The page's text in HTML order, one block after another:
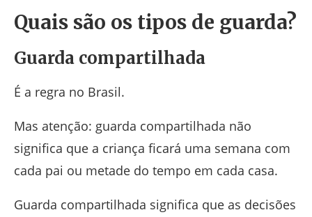
Quais são os tipos de guarda?
Guarda compartilhada
É a regra no Brasil.
Mas atenção: guarda compartilhada não
significa que a criança ficará uma semana com
cada pai ou metade do tempo em cada casa.
Guarda compartilhada significa que as decisões